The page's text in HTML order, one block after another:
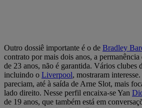
Outro dossiê importante é o de Bradley
contrato por mais dois anos, a
de 23 anos, não é garantida. Vários clubes
incluindo o Liverpool, mostraram
pareciam, até à saída de Arne Slot, mais
lado direito. Nesse perfil encaixa-se Yan
de 19 anos, que também está em